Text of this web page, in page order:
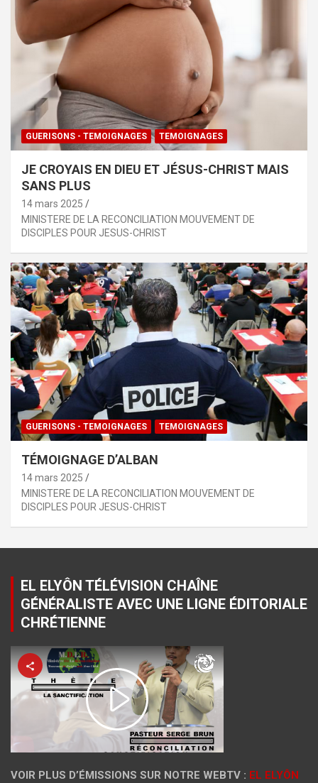
GUERISONS - TEMOIGNAGES TEMOIGNAGES
JE CROYAIS EN DIEU ET JÉSUS-CHRIST MAIS
SANS PLUS
14 mars 2025
MINISTERE DE LA RECONCILIATION MOUVEMENT DE
DISCIPLES POUR JESUS-CHRIST
GUERISONS - TEMOIGNAGES TEMOIGNAGES
TÉMOIGNAGE D’ALBAN
14 mars 2025
MINISTERE DE LA RECONCILIATION MOUVEMENT DE
DISCIPLES POUR JESUS-CHRIST
EL ELYÔN TÉLÉVISION CHAÎNE
GÉNÉRALISTE AVEC UNE LIGNE ÉDITORIALE
CHRÉTIENNE
VOIR PLUS D’ÉMISSIONS SUR NOTRE WEBTV : EL ELYÔN